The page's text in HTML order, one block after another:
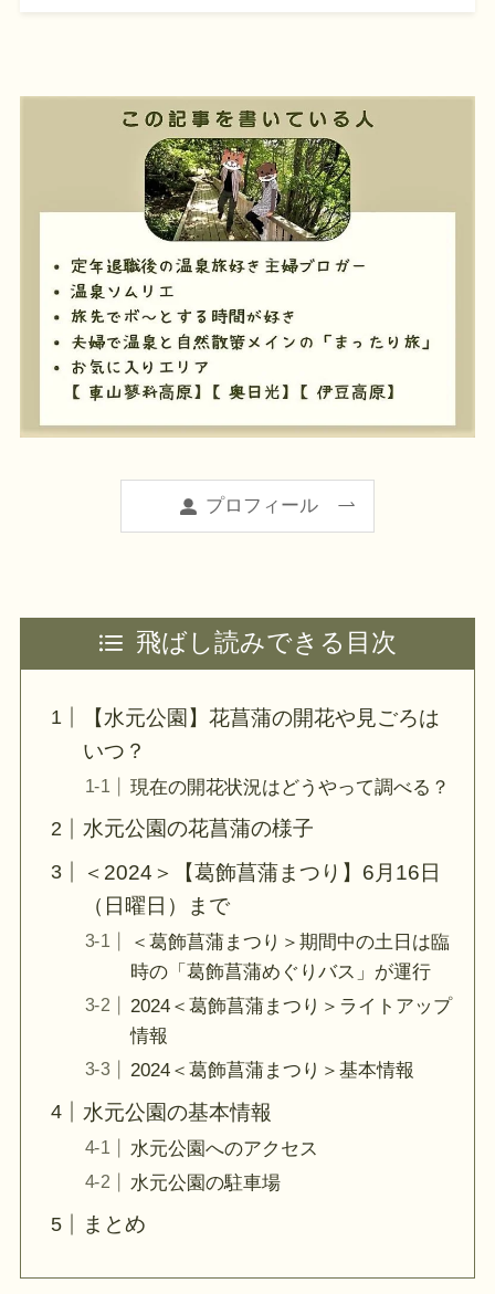
プロフィール
飛ばし読みできる目次
【水元公園】花菖蒲の開花や見ごろは
いつ？
現在の開花状況はどうやって調べる？
水元公園の花菖蒲の様子
＜2024＞【葛飾菖蒲まつり】6月16日
（日曜日）まで
＜葛飾菖蒲まつり＞期間中の土日は臨
時の「葛飾菖蒲めぐりバス」が運行
2024＜葛飾菖蒲まつり＞ライトアップ
情報
2024＜葛飾菖蒲まつり＞基本情報
水元公園の基本情報
水元公園へのアクセス
水元公園の駐車場
まとめ